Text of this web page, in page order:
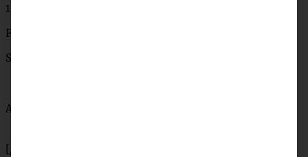
1 TL Salz
Frisch gemahlener Pfeffer
Sriracha nach Belieben
Abschmecken mit Pfeffer, Salz und Sriracha
[/tab]